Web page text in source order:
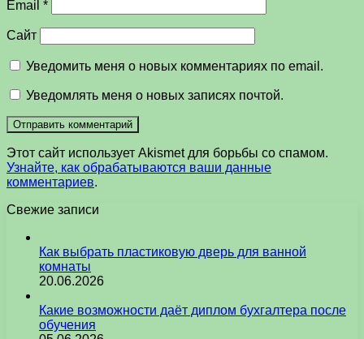
Email *
Сайт
Уведомить меня о новых комментариях по email.
Уведомлять меня о новых записях почтой.
Этот сайт использует Akismet для борьбы со спамом.
Узнайте, как обрабатываются ваши данные
комментариев.
Свежие записи
Как выбрать пластиковую дверь для ванной
комнаты
20.06.2026
Какие возможности даёт диплом бухгалтера после
обучения